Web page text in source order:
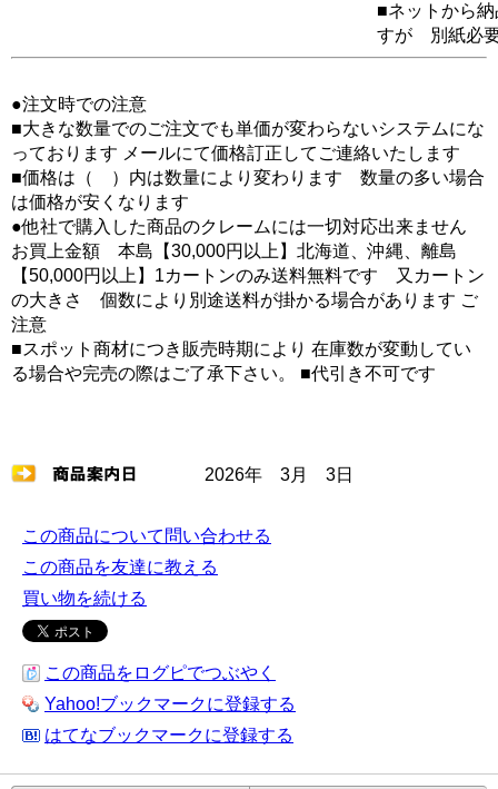
■ネットから
すが 別紙必
●注文時での注意
■大きな数量でのご注文でも単価が変わらないシステムにな
っております メールにて価格訂正してご連絡いたします
■価格は（ ）内は数量により変わります 数量の多い場合
は価格が安くなります
●他社で購入した商品のクレームには一切対応出来ません
お買上金額 本島【30,000円以上】北海道、沖縄、離島
【50,000円以上】1カートンのみ送料無料です 又カートン
の大きさ 個数により別途送料が掛かる場合があります ご
注意
■スポット商材につき販売時期により 在庫数が変動してい
る場合や完売の際はご了承下さい。 ■代引き不可です
2026年 3月 3日
この商品について問い合わせる
この商品を友達に教える
買い物を続ける
この商品をログピでつぶやく
Yahoo!ブックマークに登録する
はてなブックマークに登録する